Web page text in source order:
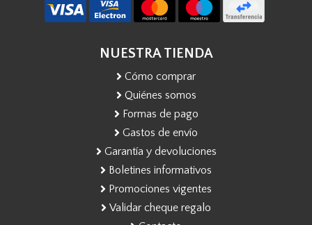
NUESTRA TIENDA
Cómo comprar
Quiénes somos
Formas de pago
Gastos de envío
Garantía y devoluciones
Boletines informativos
Promociones vigentes
Validar cheque regalo